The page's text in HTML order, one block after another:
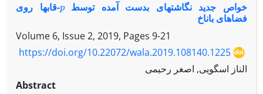
خواص جدید نگاشتهای بدست آمده توسط -قابها روی
فضاهای باناخ
Volume 6, Issue 2, 2019, Pages 9-21
https://doi.org/10.22072/wala.2019.108140.1225
الناز اسگویی, اصغر رحیمی
Abstract